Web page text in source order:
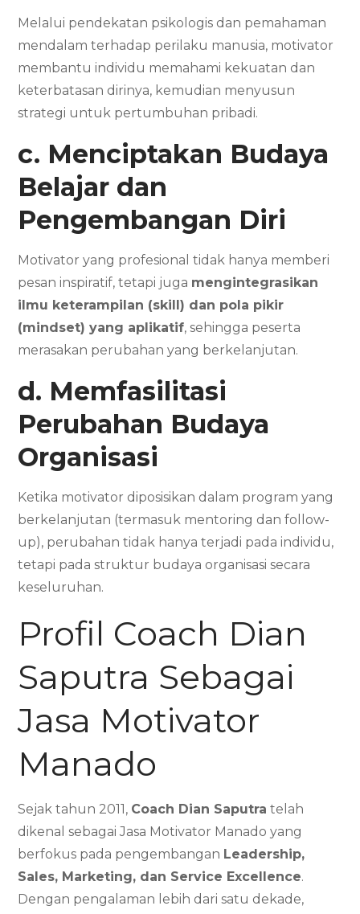
Melalui pendekatan psikologis dan pemahaman
mendalam terhadap perilaku manusia, motivator
membantu individu memahami kekuatan dan
keterbatasan dirinya, kemudian menyusun
strategi untuk pertumbuhan pribadi.
c. Menciptakan Budaya
Belajar dan
Pengembangan Diri
Motivator yang profesional tidak hanya memberi
pesan inspiratif, tetapi juga mengintegrasikan
ilmu keterampilan (skill) dan pola pikir
(mindset) yang aplikatif, sehingga peserta
merasakan perubahan yang berkelanjutan.
d. Memfasilitasi
Perubahan Budaya
Organisasi
Ketika motivator diposisikan dalam program yang
berkelanjutan (termasuk mentoring dan follow-
up), perubahan tidak hanya terjadi pada individu,
tetapi pada struktur budaya organisasi secara
keseluruhan.
Profil Coach Dian
Saputra Sebagai
Jasa Motivator
Manado
Sejak tahun 2011, Coach Dian Saputra telah
dikenal sebagai Jasa Motivator Manado yang
berfokus pada pengembangan Leadership,
Sales, Marketing, dan Service Excellence.
Dengan pengalaman lebih dari satu dekade,